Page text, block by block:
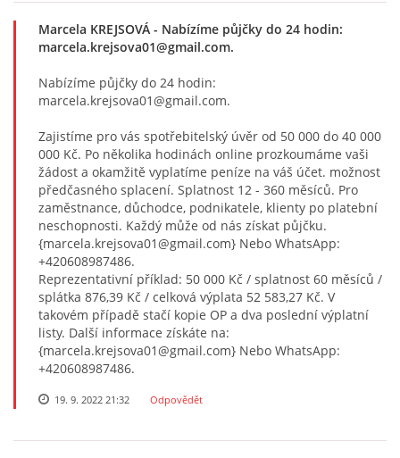
Marcela KREJSOVÁ - Nabízíme půjčky do 24 hodin:
marcela.krejsova01@gmail.com.
Nabízíme půjčky do 24 hodin:
marcela.krejsova01@gmail.com.
Zajistíme pro vás spotřebitelský úvěr od 50 000 do 40 000
000 Kč. Po několika hodinách online prozkoumáme vaši
žádost a okamžitě vyplatíme peníze na váš účet. možnost
předčasného splacení. Splatnost 12 - 360 měsíců. Pro
zaměstnance, důchodce, podnikatele, klienty po platební
neschopnosti. Každý může od nás získat půjčku.
{marcela.krejsova01@gmail.com} Nebo WhatsApp:
+420608987486.
Reprezentativní příklad: 50 000 Kč / splatnost 60 měsíců /
splátka 876,39 Kč / celková výplata 52 583,27 Kč. V
takovém případě stačí kopie OP a dva poslední výplatní
listy. Další informace získáte na:
{marcela.krejsova01@gmail.com} Nebo WhatsApp:
+420608987486.
19. 9. 2022 21:32 Odpovědět